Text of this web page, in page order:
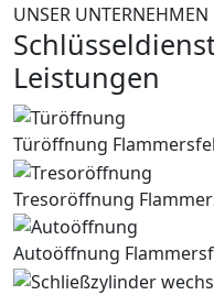
UNSER UNTERNEHMEN
Leistungen
Türöffnung
Tresoröffnung
Autoöffnung